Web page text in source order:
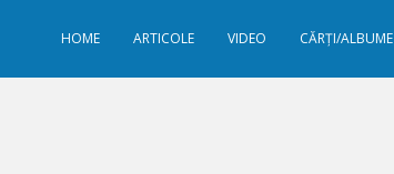
HOME ARTICOLE VIDEO CĂRȚI/ALBUME